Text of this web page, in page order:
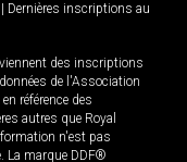
Dernières inscriptions au
des inscriptions
de l'Association
référence des
autres que Royal
n'est pas
La marque DDF®